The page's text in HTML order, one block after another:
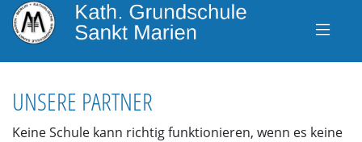
UNSERE PARTNER
Keine Schule kann richtig funktionieren, wenn es keine